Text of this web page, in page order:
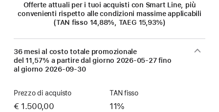
Offerte attuali per i tuoi acquisti con Smart Line, più
convenienti rispetto alle condizioni massime applicabili
(TAN fisso 14,88%, TAEG 15,93%)
36 mesi al costo totale promozionale
del 11,57% a partire dal giorno 2026-05-27fino
al giorno 2026-09-30
Prezzo di acquisto
€ 1.500,00
TAN fisso
11%